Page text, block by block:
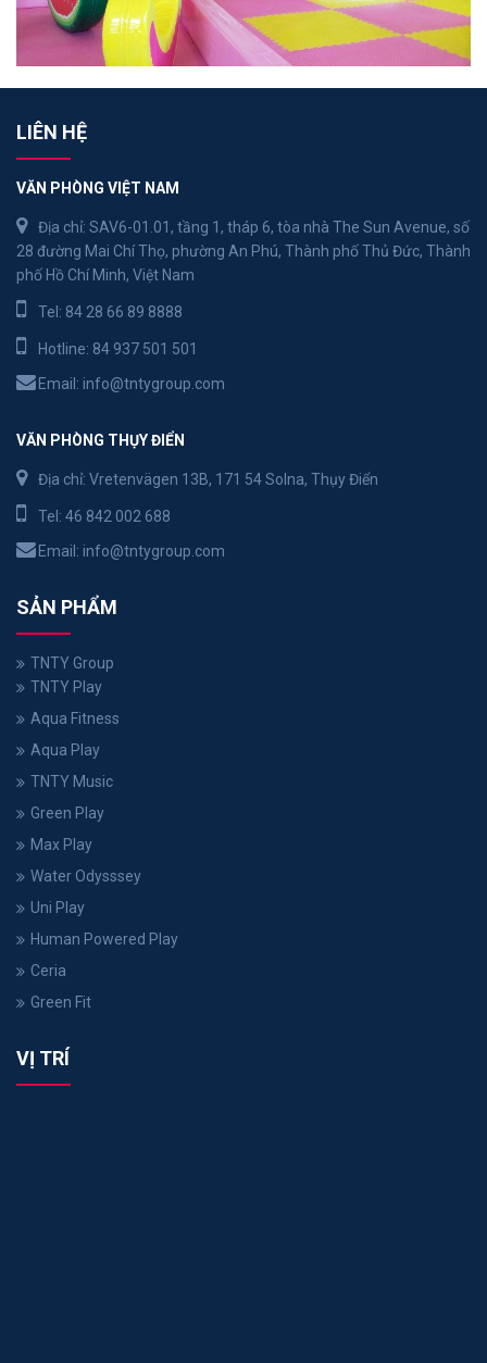
LIÊN HỆ
VĂN PHÒNG VIỆT NAM
Địa chỉ: SAV6-01.01, tầng 1, tháp 6, tòa nhà The Sun Avenue, số
28 đường Mai Chí Thọ, phường An Phú, Thành phố Thủ Đức, Thành
phố Hồ Chí Minh, Việt Nam
Tel: 84 28 66 89 8888
Hotline: 84 937 501 501
Email: info@tntygroup.com
VĂN PHÒNG THỤY ĐIỂN
Địa chỉ: Vretenvägen 13B, 171 54 Solna, Thụy Điển
Tel: 46 842 002 688
Email: info@tntygroup.com
SẢN PHẨM
TNTY Group
TNTY Play
Aqua Fitness
Aqua Play
TNTY Music
Green Play
Max Play
Water Odysssey
Uni Play
Human Powered Play
Ceria
Green Fit
VỊ TRÍ